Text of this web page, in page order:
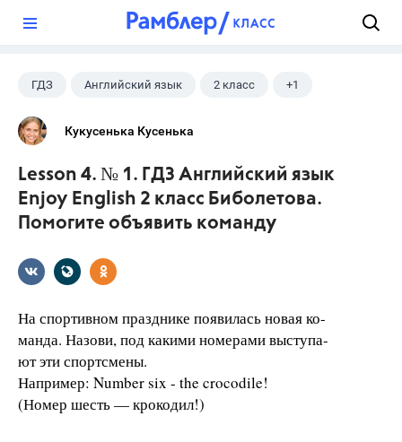
ГДЗ Английский язык 2 класс +1
Биболетова М. З.
Кукусенька Кусенька
Lesson 4. № 1. ГДЗ Английский язык
Enjoy English 2 класс Биболетова.
Помогите объявить команду
На спортивном празднике появилась новая ко-
манда. Назови, под какими номерами выступа-
ют эти спортсмены.
Например: Number six - the crocodile!
(Номер шесть — крокодил!)